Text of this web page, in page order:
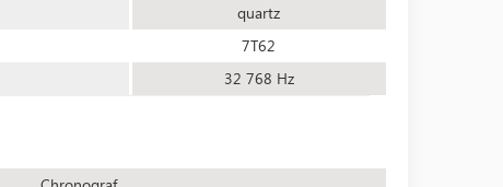
quartz
7T62
32 768 Hz